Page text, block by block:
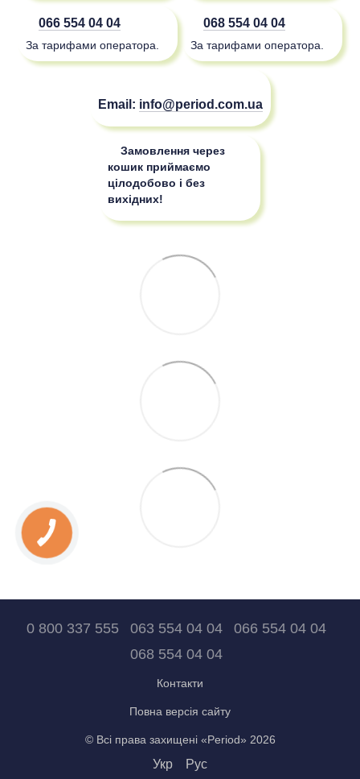
066 554 04 04
За тарифами оператора.
068 554 04 04
За тарифами оператора.
Email: info@period.com.ua
Замовлення через
кошик приймаємо
цілодобово і без
вихідних!
0 800 337 555 063 554 04 04
066 554 04 04
068 554 04 04
Контакти
Повна версія сайту
© Всі права захищені «Period» 2026
Укр Рус